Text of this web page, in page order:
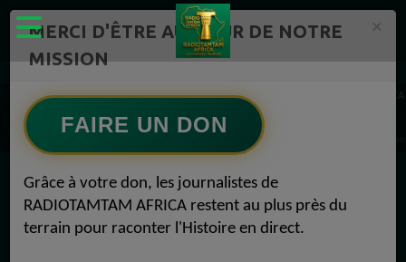
Actualité en continu /Politique/Culture/ Mode/
RADIOTAMTAM
REVUE DE PRESSE 1
AFRIQUE : Revue de Presse N°006 du lundi 12 septembre 2022 REVUE DE PRESSE 13
EN CE MOMENT
MERCI D'ÊTRE AU CŒUR DE NOTRE
MISSION
FAIRE UN DON
Grâce à votre don, les journalistes de
RADIOTAMTAM AFRICA restent au plus près du
terrain pour raconter l'Histoire en direct.